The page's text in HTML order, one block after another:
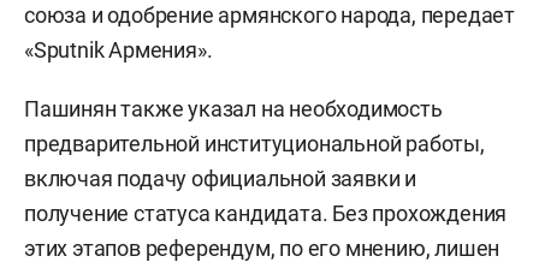
союза и одобрение армянского народа, передает
«Sputnik Армения».
Пашинян также указал на необходимость
предварительной институциональной работы,
включая подачу официальной заявки и
получение статуса кандидата. Без прохождения
этих этапов референдум, по его мнению, лишен